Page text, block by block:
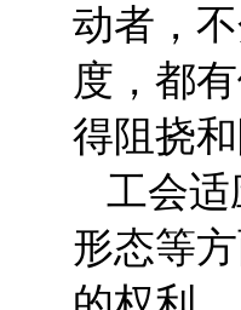
动者，
度，都
得阻挠和
工会
形态等